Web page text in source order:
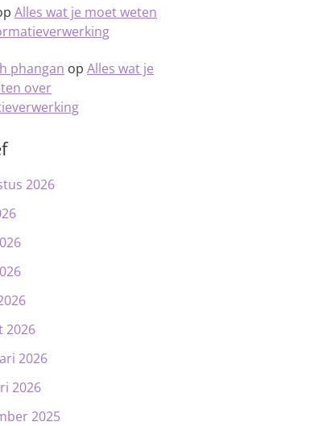
Alles wat je moet weten
phangan op Alles wat je
over
2026
2026
2026
2026
2025